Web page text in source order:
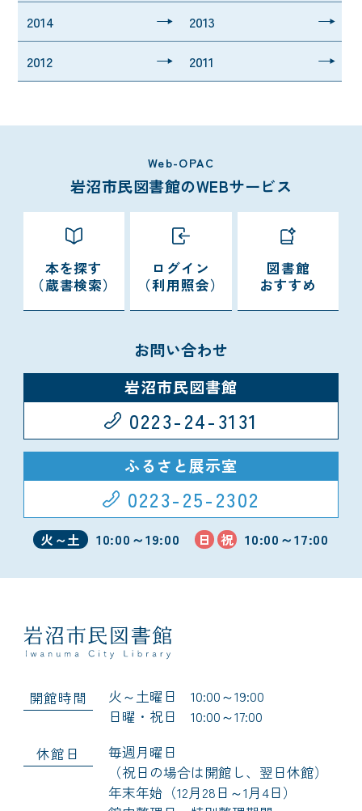
2014 2013
2012 2011
Web-OPAC
岩沼市民図書館のWEBサービス
本を探す
（蔵書検索）
ログイン
（利用照会）
図書館
おすすめ
お問い合わせ
岩沼市民図書館
0223-24-3131
ふるさと展示室
0223-25-2302
火～土 10:00～19:00 日 祝 10:00～17:00
開館時間
火～土曜日 10:00～19:00
日曜・祝日 10:00～17:00
休館日
毎週月曜日
（祝日の場合は開館し、翌日休館）
年末年始（12月28日～1月4日）